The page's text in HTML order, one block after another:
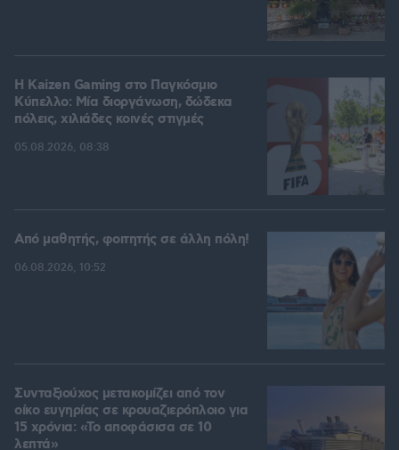
H Kaizen Gaming στο Παγκόσμιο
Kύπελλο: Μία διοργάνωση, δώδεκα
πόλεις, χιλιάδες κοινές στιγμές
05.08.2026, 08:38
Από μαθητής, φοιτητής σε άλλη πόλη!
06.08.2026, 10:52
Συνταξιούχος μετακομίζει από τον
οίκο ευγηρίας σε κρουαζιερόπλοιο για
15 χρόνια: «Το αποφάσισα σε 10
λεπτά»